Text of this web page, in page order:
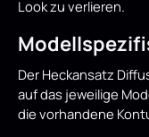
Look zu verlieren.
Der Heckansatz
auf das jeweilige
die vorhandene